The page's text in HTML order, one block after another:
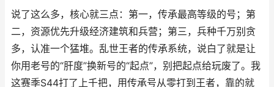
说了这么多，核心就三点：第一，传承最高等级的号；第
二，资源优先升级经济建筑和兵营；第三，兵种千万别贪
多，认准一个猛堆。乱世王者的传承系统，说白了就是让
你用老号的“肝度”换新号的“起点”，别把起点给玩废了。我
这赛季S44打了上千把，用传承号从零打到王者，靠的就